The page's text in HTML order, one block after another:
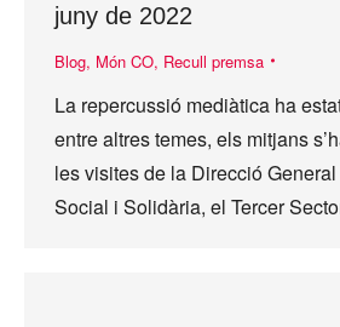
juny de 2022
Blog, Món CO, Recull premsa
La repercussió mediàtica ha
entre altres temes, els mitjans
les visites de la Direcció General
Social i Solidària, el Tercer